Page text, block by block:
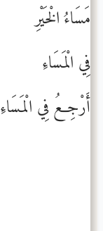
مَسَاءُ الْخَيْرِ
فِي الْمَسَاءِ
أَرْجِعُ فِي الْمَسَاءِ